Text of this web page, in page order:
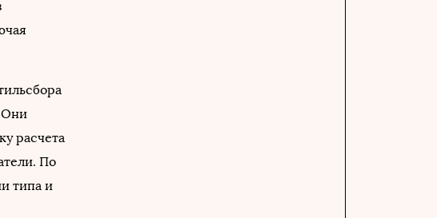
Они
расчета
По
типа и